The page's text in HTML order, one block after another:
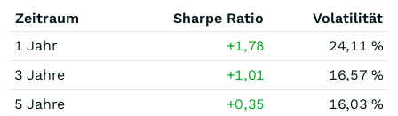
Zeitraum Sharpe Ratio
Volatilität
1 Jahr
+1,78
24,11 %
3 Jahre
+1,01
16,57 %
5 Jahre
+0,35 16,03 %